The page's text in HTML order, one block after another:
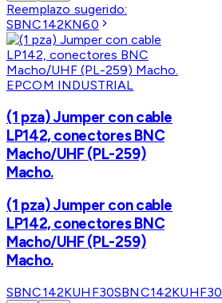
Reemplazo sugerido:
SBNC142KN60
EPCOM INDUSTRIAL
(1 pza) Jumper con cable
LP142, conectores BNC
Macho/UHF (PL-259)
Macho.
(1 pza) Jumper con cable
LP142, conectores BNC
Macho/UHF (PL-259)
Macho.
SBNC142KUHF30SBNC142KUHF30